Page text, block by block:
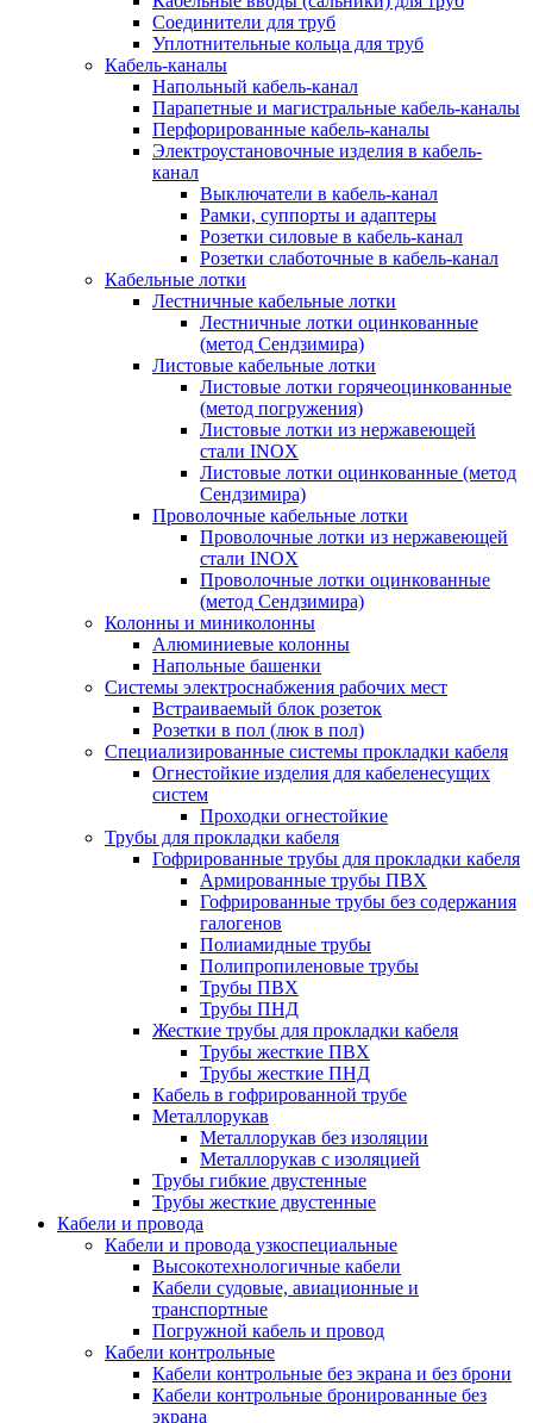
Соединители для труб
Уплотнительные кольца для труб
Кабель-каналы
Напольный кабель-канал
Парапетные и магистральные кабель-каналы
Перфорированные кабель-каналы
Электроустановочные изделия в кабель-
канал
Выключатели в кабель-канал
Рамки, суппорты и адаптеры
Розетки силовые в кабель-канал
Розетки слаботочные в кабель-канал
Кабельные лотки
Лестничные кабельные лотки
Лестничные лотки оцинкованные
(метод Сендзимира)
Листовые кабельные лотки
Листовые лотки горячеоцинкованные
(метод погружения)
Листовые лотки из нержавеющей
стали INOX
Листовые лотки оцинкованные (метод
Сендзимира)
Проволочные кабельные лотки
Проволочные лотки из нержавеющей
стали INOX
Проволочные лотки оцинкованные
(метод Сендзимира)
Колонны и миниколонны
Алюминиевые колонны
Напольные башенки
Системы электроснабжения рабочих мест
Встраиваемый блок розеток
Розетки в пол (люк в пол)
Специализированные системы прокладки кабеля
Огнестойкие изделия для кабеленесущих
систем
Проходки огнестойкие
Трубы для прокладки кабеля
Гофрированные трубы для прокладки кабеля
Армированные трубы ПВХ
Гофрированные трубы без содержания
галогенов
Полиамидные трубы
Полипропиленовые трубы
Трубы ПВХ
Трубы ПНД
Жесткие трубы для прокладки кабеля
Трубы жесткие ПВХ
Трубы жесткие ПНД
Кабель в гофрированной трубе
Металлорукав
Металлорукав без изоляции
Металлорукав с изоляцией
Трубы гибкие двустенные
Трубы жесткие двустенные
Кабели и провода
Кабели и провода узкоспециальные
Высокотехнологичные кабели
Кабели судовые, авиационные и
транспортные
Погружной кабель и провод
Кабели контрольные
Кабели контрольные без экрана и без брони
Кабели контрольные бронированные без
экрана